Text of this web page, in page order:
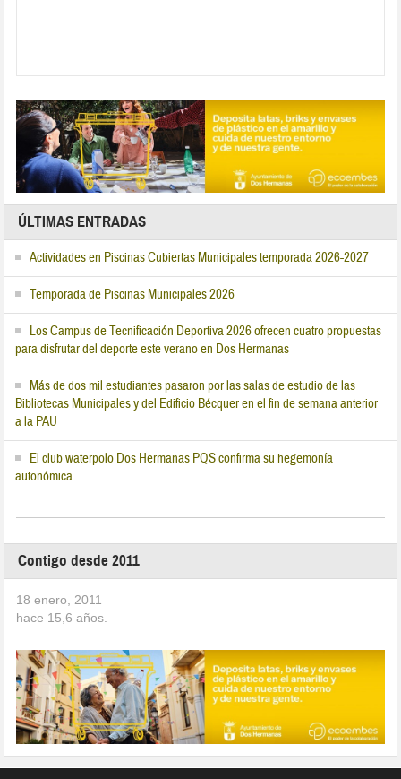
ÚLTIMAS ENTRADAS
Actividades en Piscinas Cubiertas Municipales temporada 2026-2027
Temporada de Piscinas Municipales 2026
Los Campus de Tecnificación Deportiva 2026 ofrecen cuatro propuestas
para disfrutar del deporte este verano en Dos Hermanas
Más de dos mil estudiantes pasaron por las salas de estudio de las
Bibliotecas Municipales y del Edificio Bécquer en el fin de semana anterior
a la PAU
El club waterpolo Dos Hermanas PQS confirma su hegemonía
autonómica
Contigo desde 2011
18 enero, 2011
hace 15,6 años.